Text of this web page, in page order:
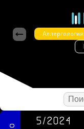
Аллергология
5/2024